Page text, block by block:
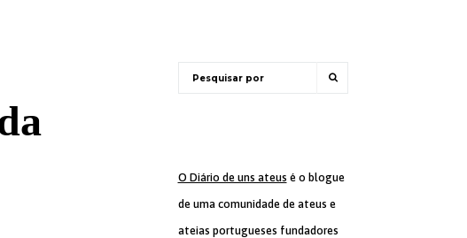
O Diário de uns ateus é o blogue
de uma comunidade de ateus e
ateias portugueses fundadores